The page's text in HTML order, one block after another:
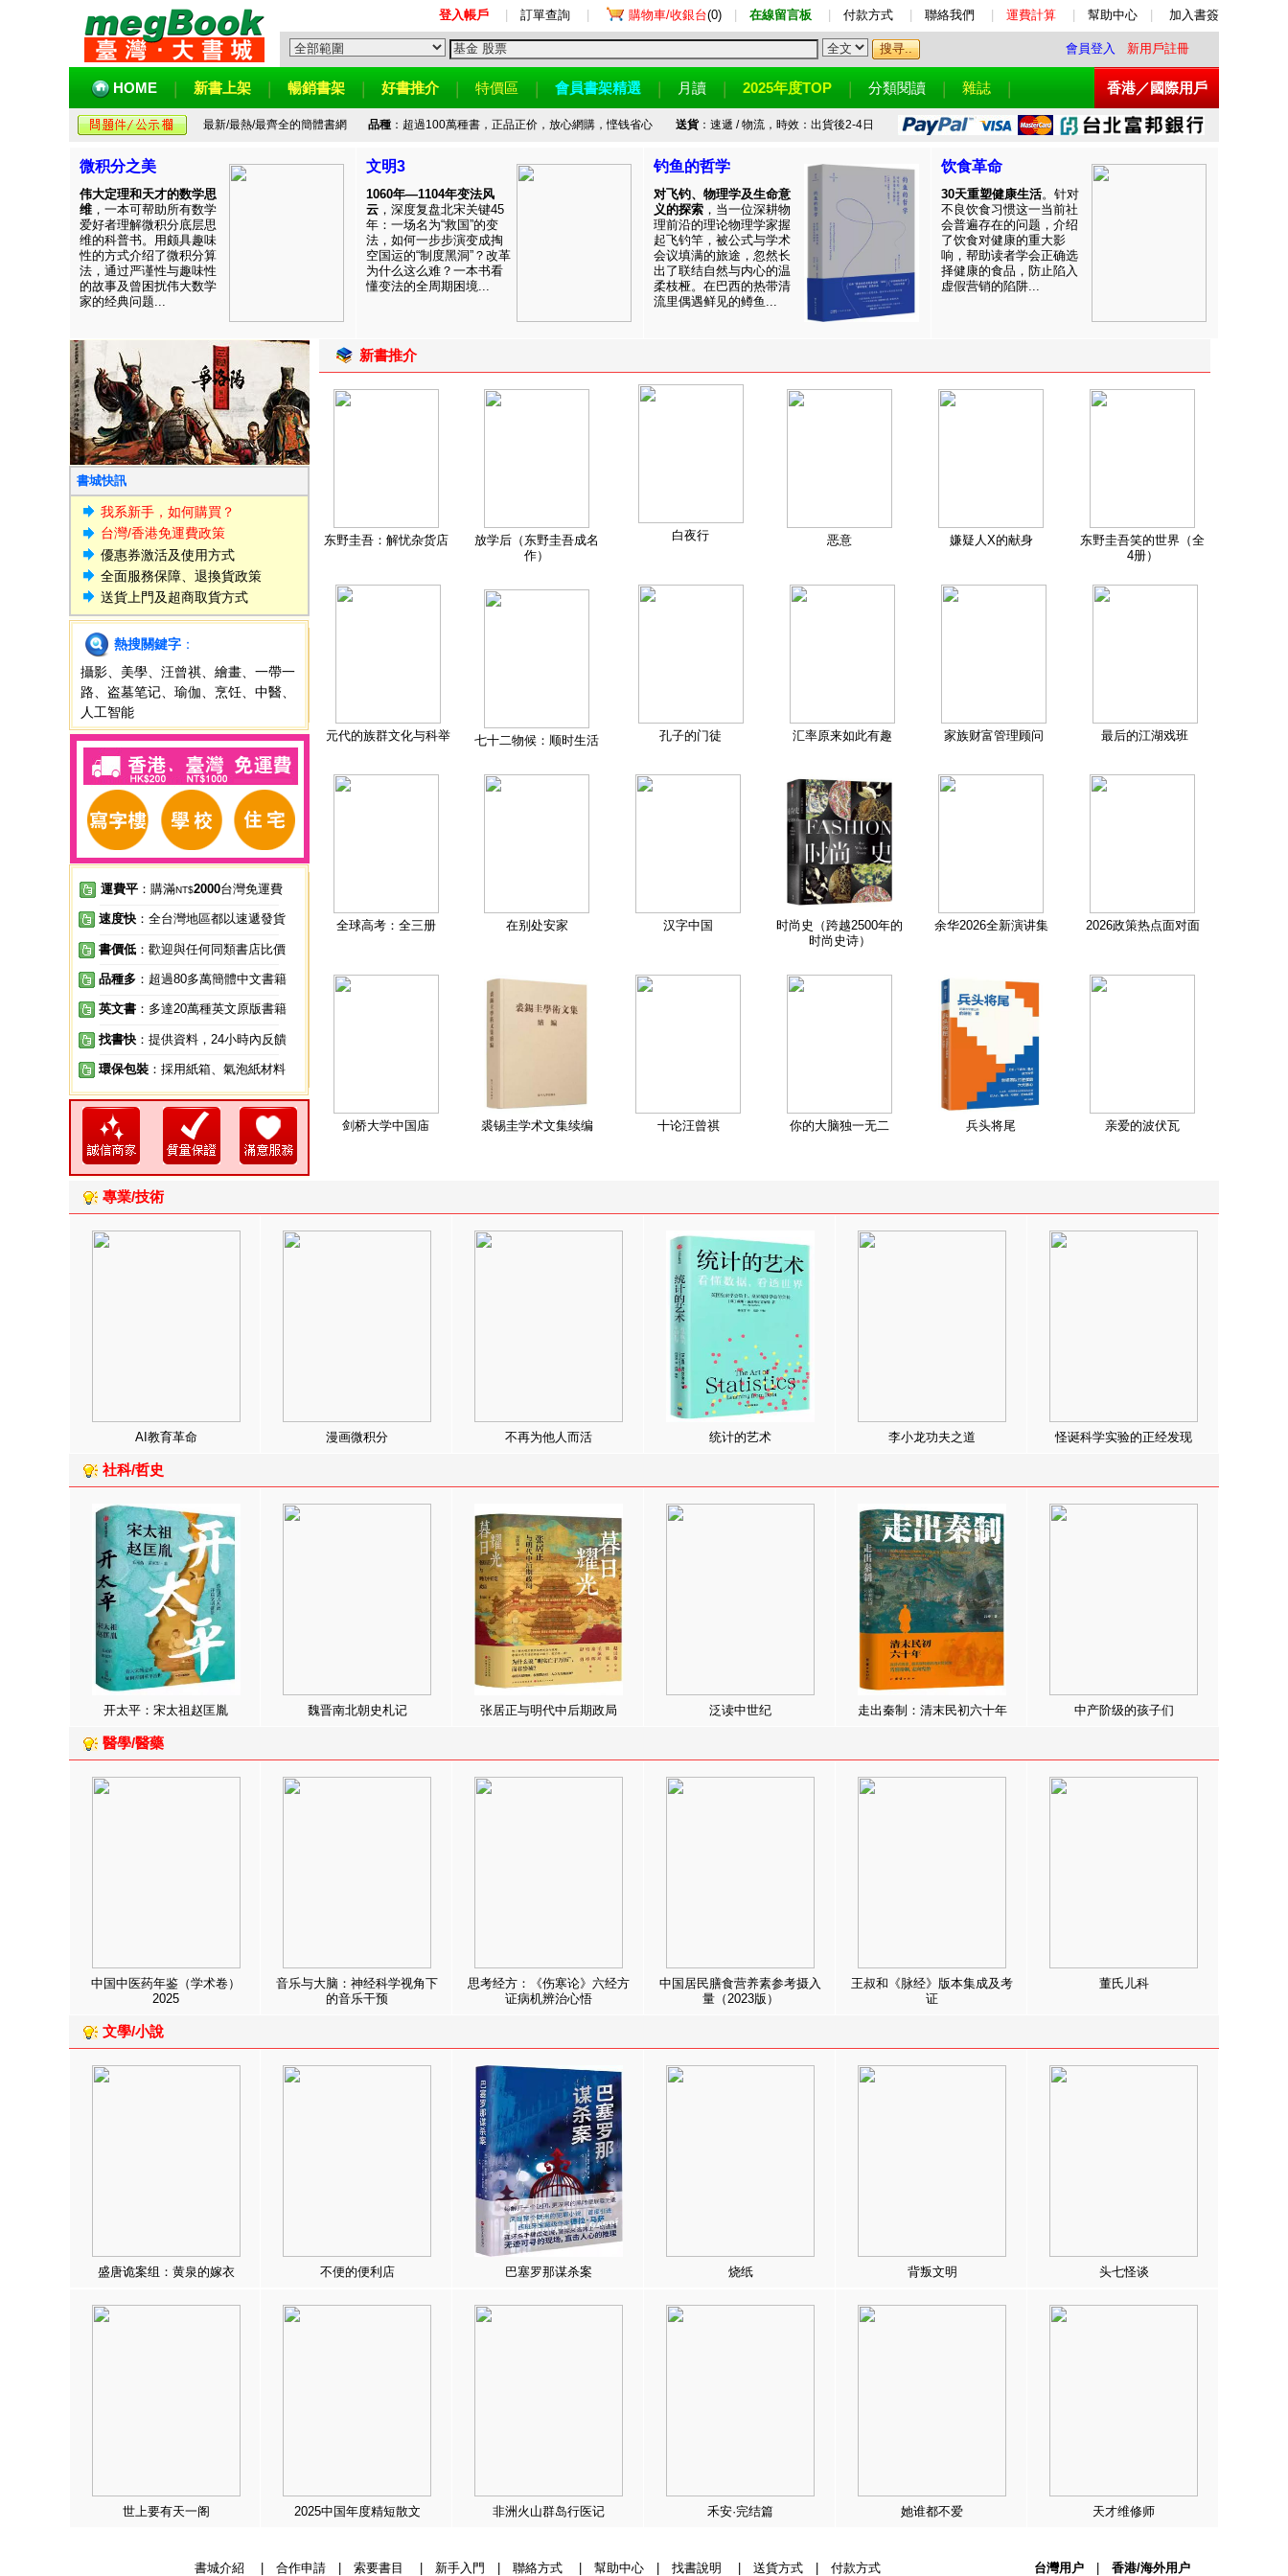
登入帳戶 訂單查詢 購物車/收銀台(0) 在線留言板 付款方式 聯絡我們 運費計算 幫助中心 加入書簽
會員登入 新用戶註冊
HOME 新書上架 暢銷書架 好書推介 特價區 會員書架精選 月讀 2025年度TOP 分類閱讀 雜誌 香港／國際用戶
最新/最熱/最齊全的簡體書網 品種：超過100萬種書，正品正价，放心網購，悭钱省心 送貨：速遞 / 物流，時效：出貨後2-4日
微积分之美
伟大定理和天才的数学思
维 ，一本可帮助所有数学
爱好者理解微积分底层思
维的科普书。用颇具趣味
性的方式介绍了微积分算
法，通过严谨性与趣味性
的故事及曾困扰伟大数学
家的经典问题...
文明3
1060年—1104年变法风
云 ，深度复盘北宋关键45
年：一场名为“救国”的变
法，如何一步步演变成掏
空国运的“制度黑洞”？改革
为什么这么难？一本书看
懂变法的全周期困境...
钓鱼的哲学
对飞钓、物理学及生命意
义的探索 ，当一位深耕物
理前沿的理论物理学家握
起飞钓竿，被公式与学术
会议填满的旅途，忽然长
出了联结自然与内心的温
柔枝桠。在巴西的热带清
流里偶遇鲜见的鳟鱼...
饮食革命
30天重塑健康生活。针对
不良饮食习惯这一当前社
会普遍存在的问题，介绍
了饮食对健康的重大影
响，帮助读者学会正确选
择健康的食品，防止陷入
虚假营销的陷阱...
書城快訊
我系新手，如何購買？
台灣/香港免運費政策
優惠券激活及使用方式
全面服務保障、退換貨政策
送貨上門及超商取貨方式
熱搜關鍵字 ：
攝影
美學 汪曾祺 繪畫
一帶一
路
盗墓笔记 瑜伽 烹饪 中醫
人工智能
運費平 ：購滿NT$2000台灣免運費
速度快 ：全台灣地區都以速遞發貨
書價低 ：歡迎與任何同類書店比價
品種多 ：超過80多萬簡體中文書籍
英文書 ：多達20萬種英文原版書籍
找書快 ：提供資料，24小時內反饋
環保包裝 ：採用紙箱、氣泡紙材料
新書推介
东野圭吾：解忧杂货店
放学后（东野圭吾成名
作）
白夜行 恶意 嫌疑人X的献身
东野圭吾笑的世界（全
4册）
元代的族群文化与科举 七十二物候：顺时生活 孔子的门徒 汇率原来如此有趣 家族财富管理顾问 最后的江湖戏班
全球高考：全三册 在别处安家 汉字中国
时尚史（跨越2500年的
时尚史诗）
余华2026全新演讲集 2026政策热点面对面
剑桥大学中国庙 裘锡圭学术文集续编 十论汪曾祺 你的大脑独一无二 兵头将尾 亲爱的波伏瓦
專業/技術
AI教育革命 漫画微积分 不再为他人而活 统计的艺术 李小龙功夫之道 怪诞科学实验的正经发现
社科/哲史
开太平：宋太祖赵匡胤 魏晋南北朝史札记 张居正与明代中后期政局 泛读中世纪 走出秦制：清末民初六十年 中产阶级的孩子们
醫學/醫藥
中国中医药年鉴（学术卷）
2025
音乐与大脑：神经科学视角下
的音乐干预
思考经方：《伤寒论》六经方
证病机辨治心悟
中国居民膳食营养素参考摄入
量（2023版）
王叔和《脉经》版本集成及考
证
董氏儿科
文學/小說
盛唐诡案组：黄泉的嫁衣 不便的便利店 巴塞罗那谋杀案 烧纸 背叛文明 头七怪谈
世上要有天一阁 2025中国年度精短散文 非洲火山群岛行医记 禾安·完结篇 她谁都不爱 天才维修师
書城介紹 合作申請| 索要書目 新手入門 聯絡方式| 幫助中心| 找書說明 送貨方式| 付款方式 台灣用户 香港/海外用户